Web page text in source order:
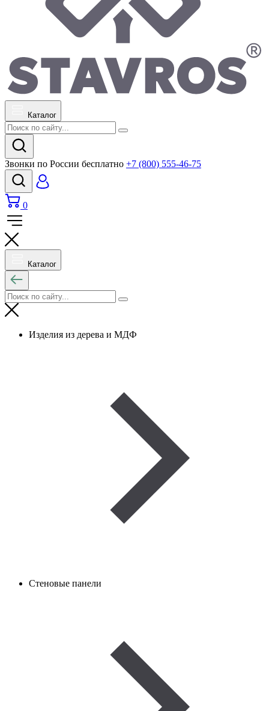
Каталог
Звонки по России бесплатно +7 (800) 555-46-75
0
Каталог
Изделия из дерева и МДФ
Стеновые панели